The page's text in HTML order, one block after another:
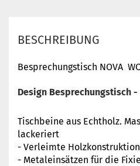
BESCHREIBUNG
Besprechungstisch NOVA
Design Besprechungstisch -
Tischbeine aus Echtholz.
lackeriert
- Verleimte Holzkonstruktion
- Metaleinsätzen für die